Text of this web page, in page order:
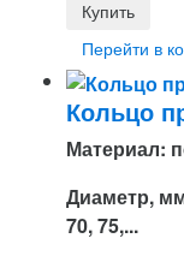
Перейти в
Кольцо
Материал:
Диаметр,
70, 75,...